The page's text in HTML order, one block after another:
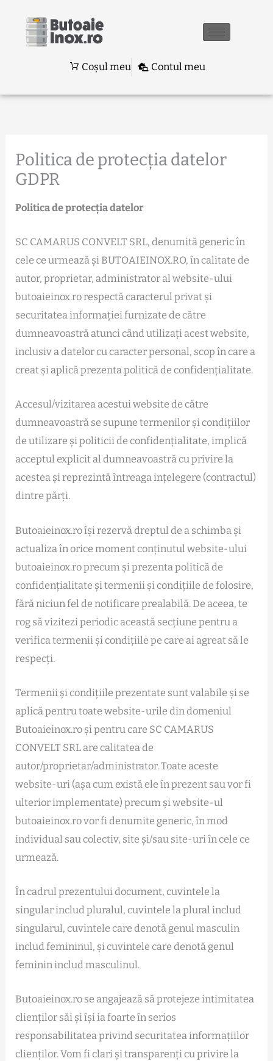
content
Coșul meu
Contul meu
Politica de protecția datelor
GDPR
Politica de protecția datelor
SC CAMARUS CONVELT SRL, denumită generic în
cele ce urmează și BUTOAIEINOX.RO, în calitate de
autor, proprietar, administrator al website-ului
butoaieinox.ro respectă caracterul privat și
securitatea informației furnizate de către
dumneavoastră atunci când utilizați acest website,
inclusiv a datelor cu caracter personal, scop în care a
creat și aplică prezenta politică de confidențialitate.
Accesul/vizitarea acestui website de către
dumneavoastră se supune termenilor și condițiilor
de utilizare și politicii de confidențialitate, implică
acceptul explicit al dumneavoastră cu privire la
acestea și reprezintă întreaga ințelegere (contractul)
dintre părți.
Butoaieinox.ro își rezervă dreptul de a schimba și
actualiza în orice moment conținutul website-ului
butoaieinox.ro precum și prezenta politică de
confidențialitate și termenii și condițiile de folosire,
fără niciun fel de notificare prealabilă. De aceea, te
rog să vizitezi periodic această secțiune pentru a
verifica termenii și condițiile pe care ai agreat să le
respecți.
Termenii și condițiile prezentate sunt valabile și se
aplică pentru toate website-urile din domeniul
Butoaieinox.ro și pentru care SC CAMARUS
CONVELT SRL are calitatea de
autor/proprietar/administrator. Toate aceste
website-uri (așa cum există ele în prezent sau vor fi
ulterior implementate) precum și website-ul
butoaieinox.ro vor fi denumite generic, în mod
individual sau colectiv, site și/sau site-uri în cele ce
urmează.
În cadrul prezentului document, cuvintele la
singular includ pluralul, cuvintele la plural includ
singularul, cuvintele care denotă genul masculin
includ femininul, și cuvintele care denotă genul
feminin includ masculinul.
Butoaieinox.ro se angajează să protejeze intimitatea
clienților săi și își ia foarte în serios
responsabilitatea privind securitatea informațiilor
clienților. Vom fi clari și transparenți cu privire la